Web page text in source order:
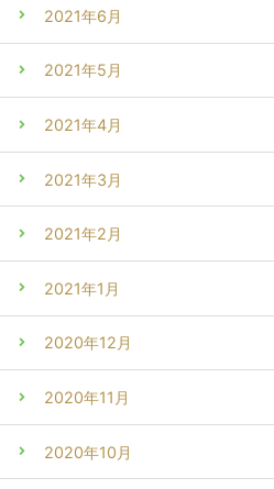
2021年6月
2021年5月
2021年4月
2021年3月
2021年2月
2021年1月
2020年12月
2020年11月
2020年10月